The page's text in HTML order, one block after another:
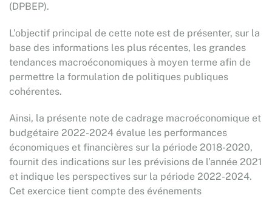
(DPBEP).
L’objectif principal de cette note est de présenter, sur la
base des informations les plus récentes, les grandes
tendances macroéconomiques à moyen terme afin de
permettre la formulation de politiques publiques
cohérentes.
Ainsi, la présente note de cadrage macroéconomique et
budgétaire 2022-2024 évalue les performances
économiques et financières sur la période 2018-2020,
fournit des indications sur les prévisions de l’année 2021
et indique les perspectives sur la période 2022-2024.
Cet exercice tient compte des événements